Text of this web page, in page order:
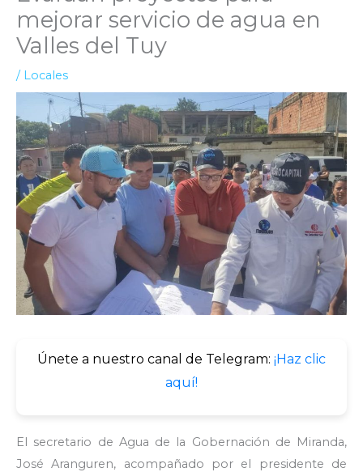
mejorar servicio de agua en
Valles del Tuy
/ Locales
Únete a nuestro canal de Telegram: ¡Haz clic
aquí!
El secretario de Agua de la Gobernación de Miranda,
José Aranguren, acompañado por el presidente de